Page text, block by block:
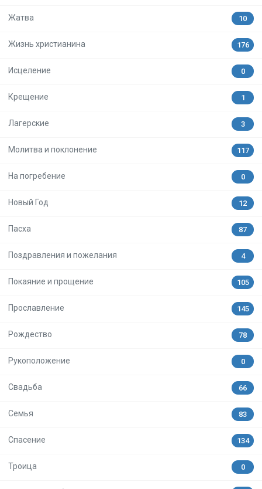
Жатва 10
Жизнь христианина 176
Исцеление 0
Крещение 1
Лагерские 3
Молитва и поклонение 117
На погребение 0
Новый Год 12
Пасха 87
Поздравления и пожелания 4
Покаяние и прощение 105
Прославление 145
Рождество 78
Рукоположение 0
Свадьба 66
Семья 83
Спасение 134
Троица 0